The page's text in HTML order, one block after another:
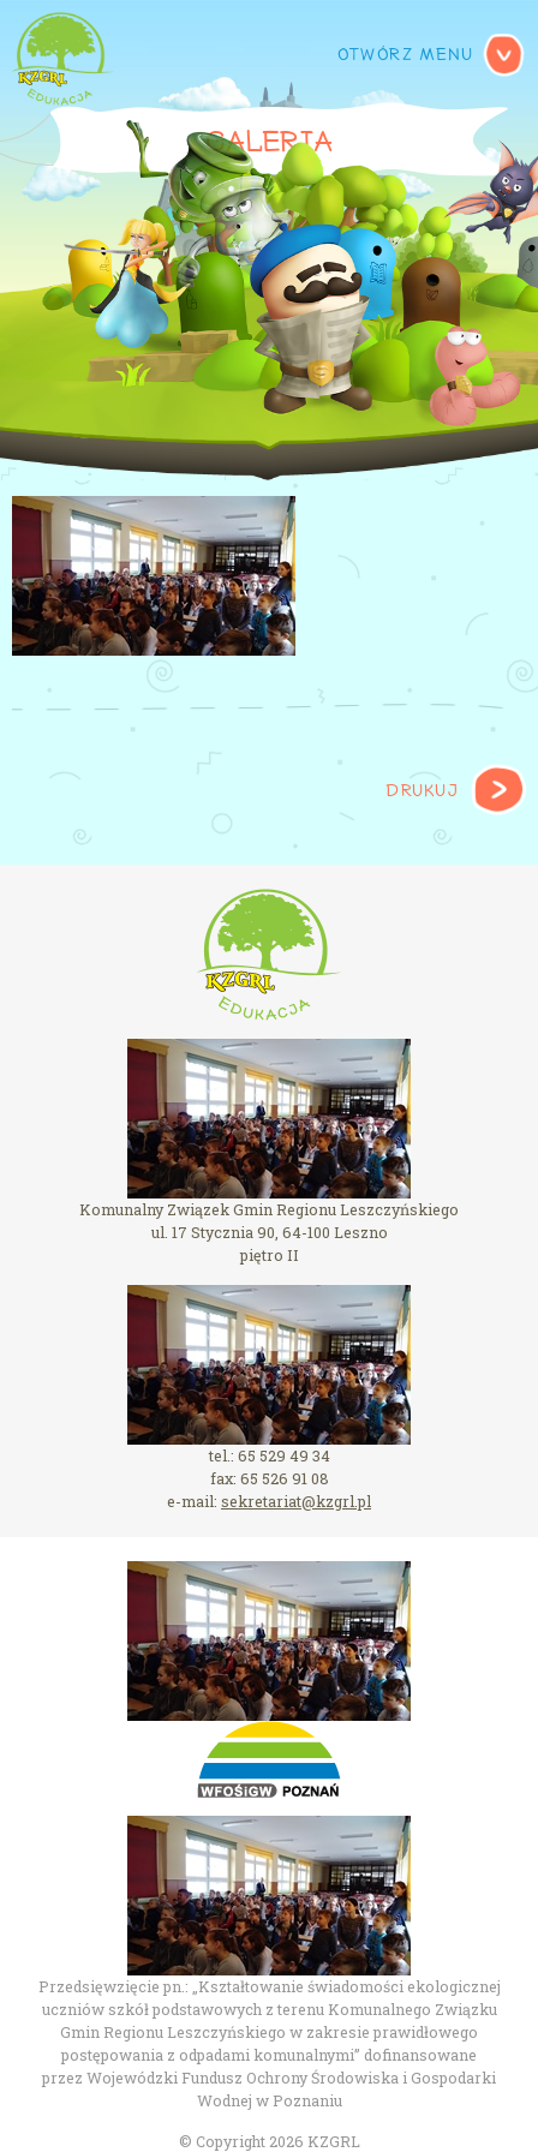
MENU GŁÓWNE
GALERIA
DSC_0182
DRUKUJ
Komunalny Związek Gmin Regionu Leszczyńskiego
ul. 17 Stycznia 90, 64-100 Leszno
piętro II
tel.: 65 529 49 34
fax: 65 526 91 08
e-mail: sekretariat@kzgrl.pl
Przedsięwzięcie pn.: „Kształtowanie świadomości ekologicznej
uczniów szkół podstawowych z terenu Komunalnego Związku
Gmin Regionu Leszczyńskiego w zakresie prawidłowego
postępowania z odpadami komunalnymi” dofinansowane
przez Wojewódzki Fundusz Ochrony Środowiska i Gospodarki
Wodnej w Poznaniu
© Copyright 2026 KZGRL